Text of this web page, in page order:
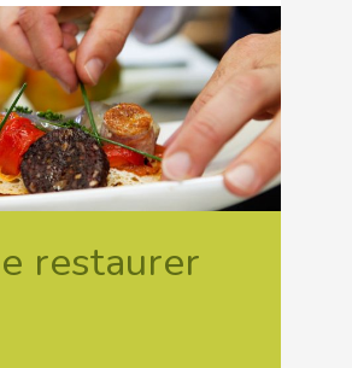
restaurer